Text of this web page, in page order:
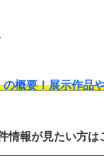
概要！展示作品
情報が見たい方は